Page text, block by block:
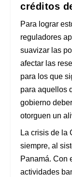
créditos
Para lograr
reguladores
suavizar las
afectar las
para los que
para aquellos
gobierno
otorguen un
La crisis de la
siempre, al
Panamá. Con
actividades